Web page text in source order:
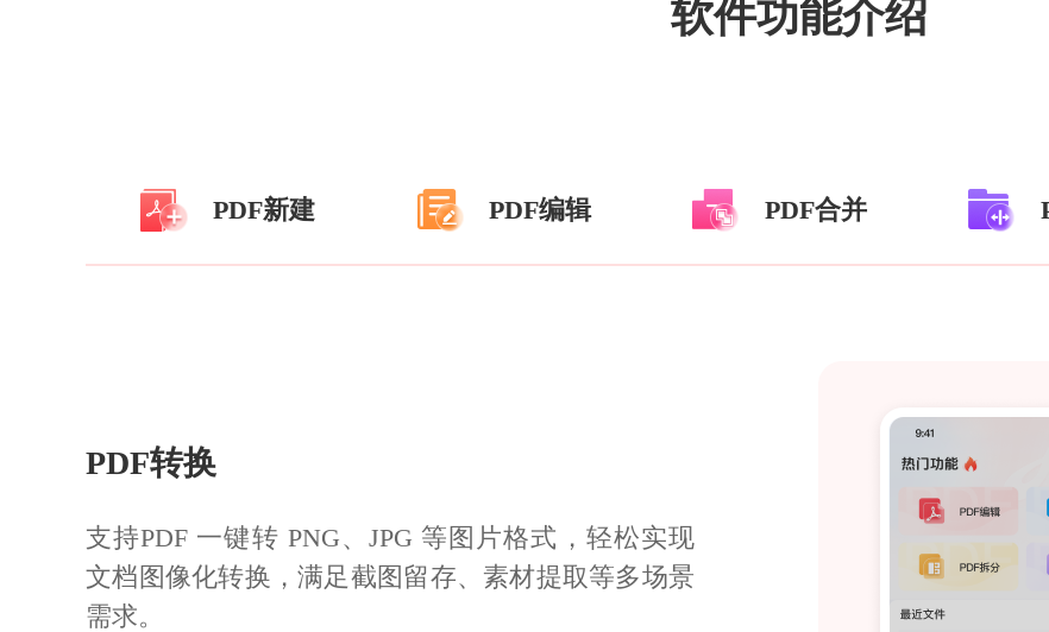
软件功能介绍
PDF新建 PDF编辑 PDF合并
PDF转换
支持PDF 一键转 PNG、JPG 等图片格式，轻松实现
文档图像化转换，满足截图留存、素材提取等多场景
需求。